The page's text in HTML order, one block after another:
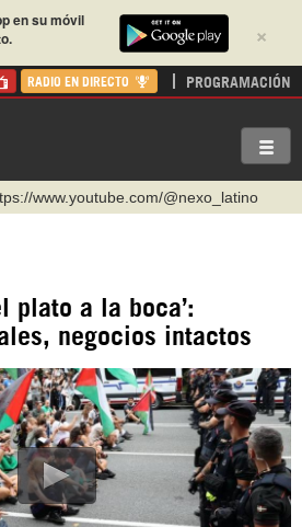
×
en su móvil
RADIO EN DIRECTO PROGRAMACIÓN
www.youtube.com/@nexo_latino
urmedium.com/c/hispantv
y Viber: +98 921 79 29 404
www.facebook.com/Nexolatino.Canal
plato a la boca’:
negocios intactos